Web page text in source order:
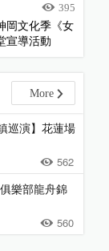
395
岡文化季《女
宣導活動
More
巡演】花蓮場
562
俱樂部龍舟錦
560